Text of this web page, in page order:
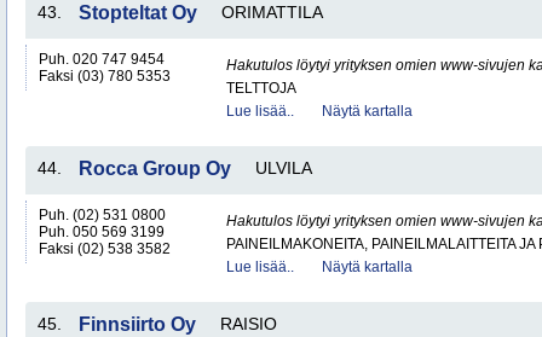
43. Stopteltat Oy ORIMATTILA
Puh. 020 747 9454
Faksi (03) 780 5353
Hakutulos löytyi yrityksen omien www-sivujen
TELTTOJA
Lue lisää..
Näytä kartalla
44. Rocca Group Oy ULVILA
Puh. (02) 531 0800
Puh. 050 569 3199
Faksi (02) 538 3582
Hakutulos löytyi yrityksen omien www-sivujen
PAINEILMAKONEITA, PAINEILMALAITTEITA
Lue lisää..
Näytä kartalla
45. Finnsiirto Oy RAISIO